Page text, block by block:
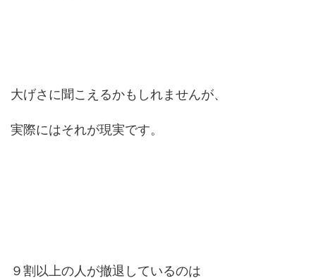
大げさに聞こえるかもしれませんが、
実際にはそれが現実です。
９割以上の人が撤退しているのは